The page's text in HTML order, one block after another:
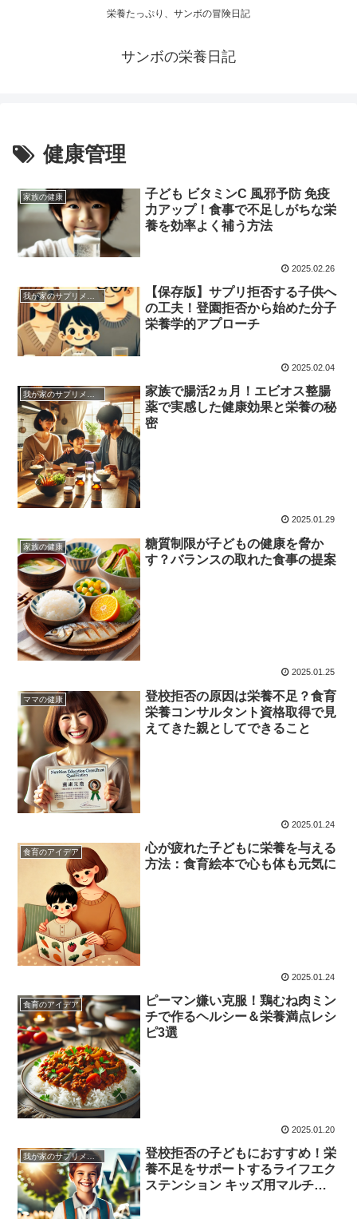
栄養たっぷり、サンボの冒険日記
サンボの栄養日記
健康管理
家族の健康
子ども ビタミンC 風邪予防 免疫
力アップ！食事で不足しがちな栄
養を効率よく補う方法
2025.02.26
【保存版】サプリ拒否する子供へ
の工夫！登園拒否から始めた分子
栄養学的アプローチ
2025.02.04
我が家のサプリメント
家族で腸活2ヵ月！エビオス整腸
薬で実感した健康効果と栄養の秘
密
2025.01.29
家族の健康
糖質制限が子どもの健康を脅か
す？バランスの取れた食事の提案
2025.01.25
ママの健康
登校拒否の原因は栄養不足？食育
栄養コンサルタント資格取得で見
えてきた親としてできること
2025.01.24
食育のアイデア
心が疲れた子どもに栄養を与える
方法：食育絵本で心も体も元気に
2025.01.24
食育のアイデア
ピーマン嫌い克服！鶏むね肉ミン
チで作るヘルシー＆栄養満点レシ
ピ3選
2025.01.20
我が家のサプリメント
登校拒否の子どもにおすすめ！栄
養不足をサポートするライフエク
ステンション キッズ用マルチビ